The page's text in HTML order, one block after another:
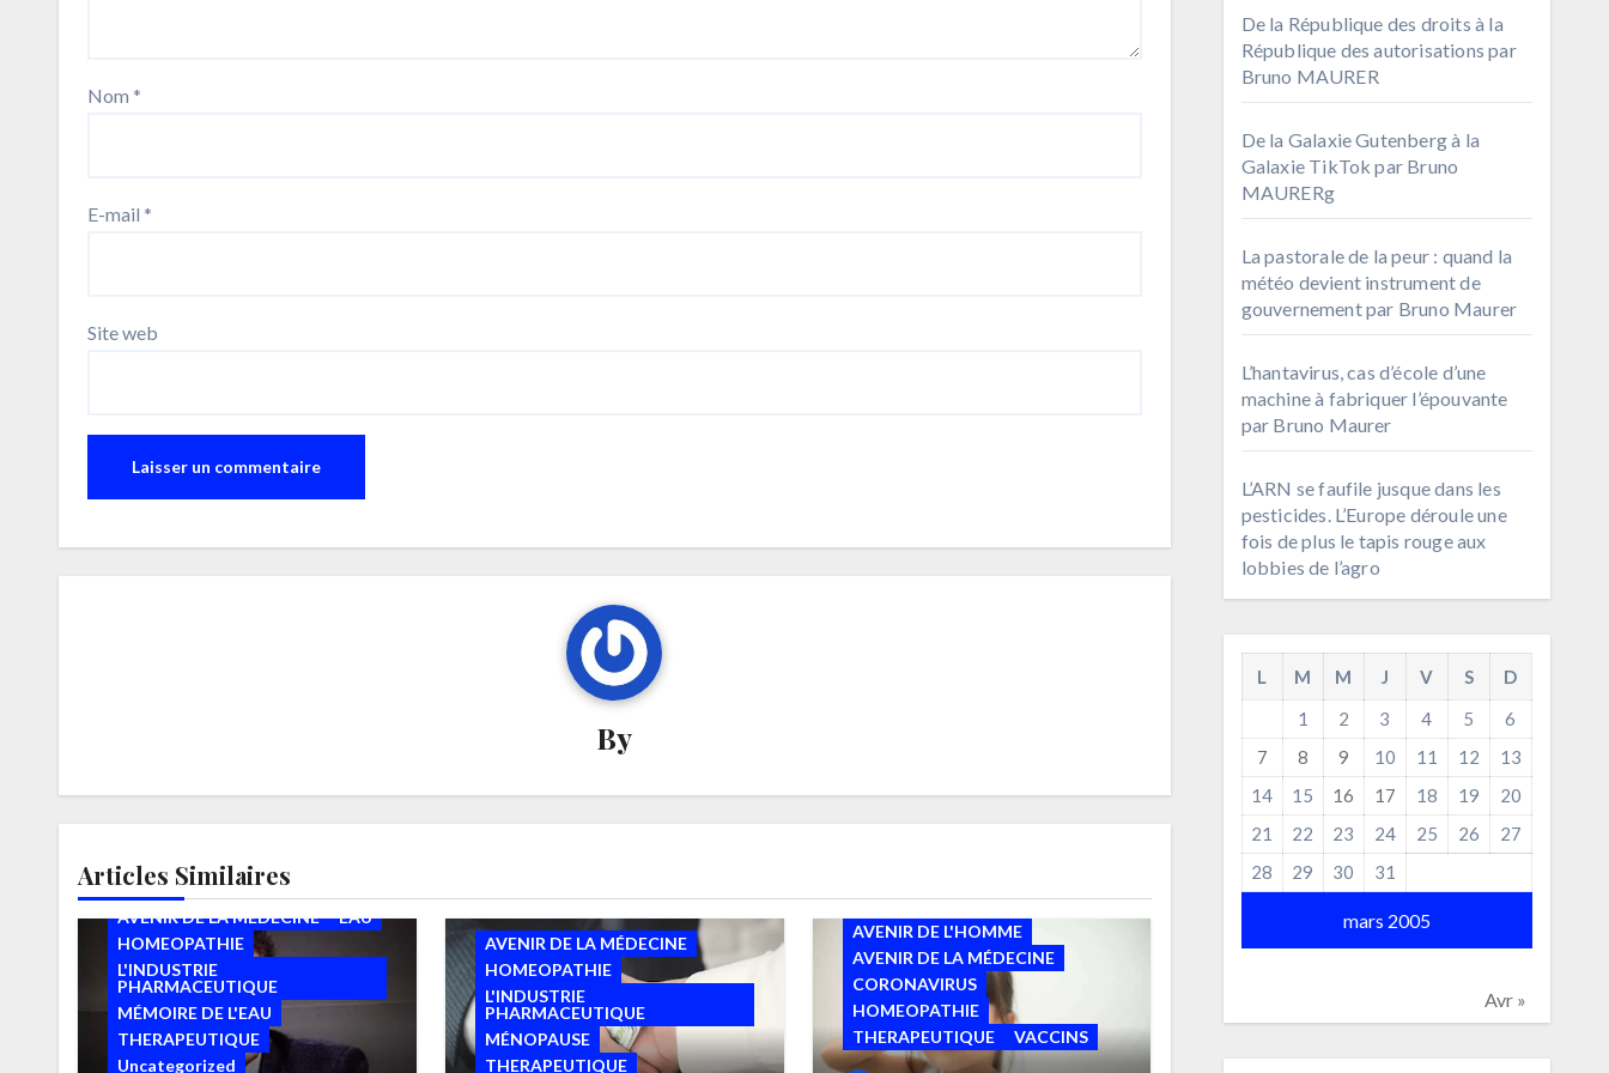
By
Articles Similaires
AVENIR DE LA MÉDECINE
EAU
HOMEOPATHIE
L'INDUSTRIE
PHARMACEUTIQUE
MÉMOIRE DE L'EAU
THERAPEUTIQUE
Uncategorized
AVENIR DE LA MÉDECINE
HOMEOPATHIE
L'INDUSTRIE
PHARMACEUTIQUE
MÉNOPAUSE
THERAPEUTIQUE
AUTISME
AVENIR DE L'HOMME
AVENIR DE LA MÉDECINE
CORONAVIRUS
HOMEOPATHIE
THERAPEUTIQUE
VACCINS
Nom *
E-mail *
Site web
De la République des droits à la
République des autorisations par
Bruno MAURER
De la Galaxie Gutenberg à la
Galaxie TikTok par Bruno
MAURERg
La pastorale de la peur : quand la
météo devient instrument de
gouvernement par Bruno Maurer
L’hantavirus, cas d’école d’une
machine à fabriquer l’épouvante
par Bruno Maurer
L’ARN se faufile jusque dans les
pesticides. L’Europe déroule une
fois de plus le tapis rouge aux
lobbies de l’agro
mars 2005
L M M J V S
D
1
2 3 4 5
6
7
8 9 10 11 12
13
14
15 16 17 18 19
20
21
22 23 24 25 26
27
28
29 30 31
Avr »